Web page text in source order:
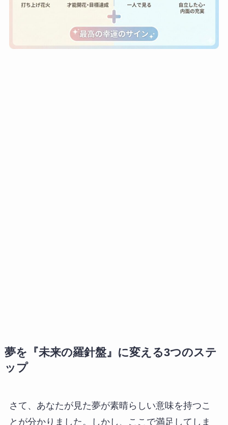
夢を『未来の羅針盤』に変える3つのステ
ップ
さて、あなたが見た夢が素晴らしい意味を持つこ
とが分かりました。しかし、ここで満足してしま